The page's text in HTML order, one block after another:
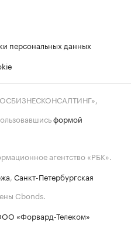
персональных данных
формой
агентство «РБК».
, Санкт-Петербургская
Cbonds.
«Форвард-Телеком»